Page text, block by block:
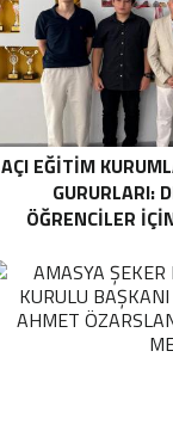
AÇI EĞİTİM
GURURLARI:
ÖĞRENCILER